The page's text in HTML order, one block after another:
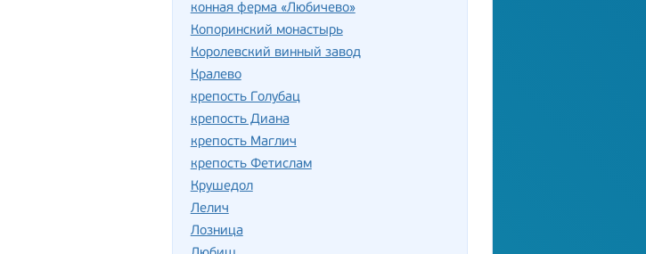
конная ферма «Любичево»
Копоринский монастырь
Королевский винный завод
Кралево
крепость Голубац
крепость Диана
крепость Маглич
крепость Фетислам
Крушедол
Лелич
Лозница